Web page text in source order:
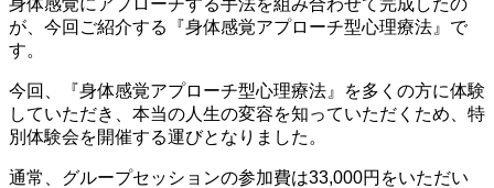
が、今回ご紹介する『身体感覚アプローチ型心理療法』で
す。
今回、『身体感覚アプローチ型心理療法』を多くの方に体験
していただき、本当の人生の変容を知っていただくため、特
別体験会を開催する運びとなりました。
通常、グループセッションの参加費は33,000円をいただい